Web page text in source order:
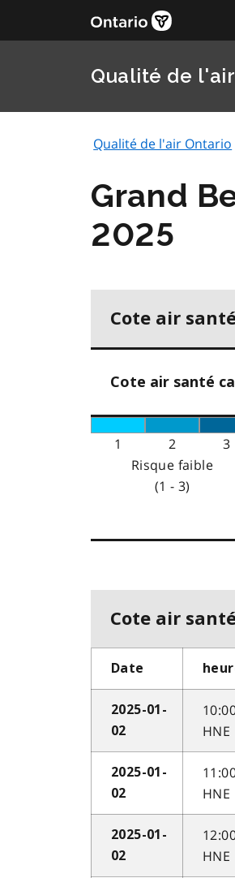
Qualité de
Qualité de l'air Ontario
Grand
2025
Cote air
Cote air santé
1 2 3
Risque faible
(1 - 3)
Cote air
Date
2025-01-
02
HNE
2025-01-
02
HNE
2025-01-
02
HNE